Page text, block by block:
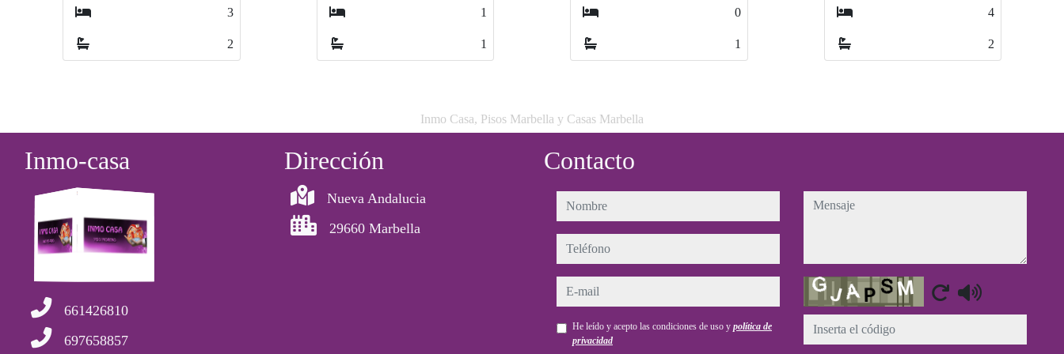
Inmo Casa, Pisos Marbella y Casas Marbella
Inmo-casa
661426810
697658857
Dirección
Nueva Andalucia
29660 Marbella
Contacto
nombre
teléfono
e-mail
He leído y acepto las condiciones de uso y política de
privacidad
mensaje
Captcha